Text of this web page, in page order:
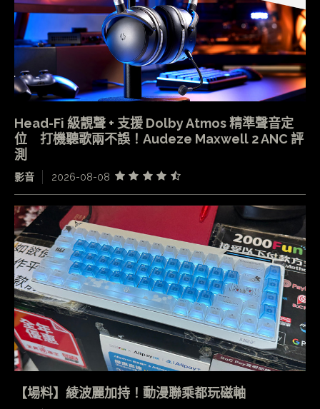
Head-Fi 級靚聲 + 支援 Dolby Atmos 精準聲音定
位 打機聽歌兩不誤！Audeze Maxwell 2 ANC 評
測
影音 2026-08-08
【場料】綾波麗加持！動漫聯乘都玩磁軸